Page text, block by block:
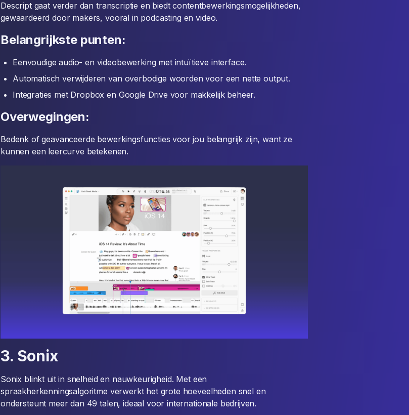
Descript gaat verder dan transcriptie en biedt contentbewerkingsmogelijkheden,
gewaardeerd door makers, vooral in podcasting en video.
Belangrijkste punten:
Eenvoudige audio- en videobewerking met intuïtieve interface.
Automatisch verwijderen van overbodige woorden voor een nette output.
Integraties met Dropbox en Google Drive voor makkelijk beheer.
Overwegingen:
Bedenk of geavanceerde bewerkingsfuncties voor jou belangrijk zijn, want ze
kunnen een leercurve betekenen.
3. Sonix
Sonix blinkt uit in snelheid en nauwkeurigheid. Met een
spraakherkenningsalgoritme verwerkt het grote hoeveelheden snel en
ondersteunt meer dan 49 talen, ideaal voor internationale bedrijven.